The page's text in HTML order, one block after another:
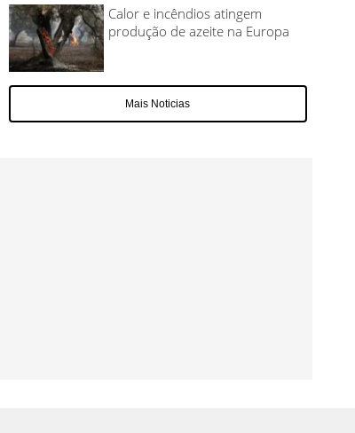
Calor e incêndios atingem
produção de azeite na Europa
Mais Noticias